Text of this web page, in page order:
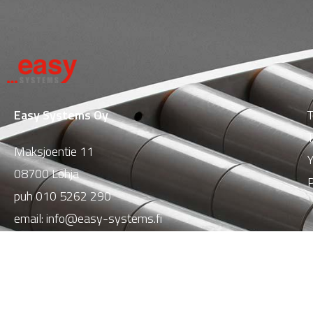
Easy Systems Oy
Maksjoentie 11
08700 Lohja
puh010 5262 290
email:info@easy-systems.fi